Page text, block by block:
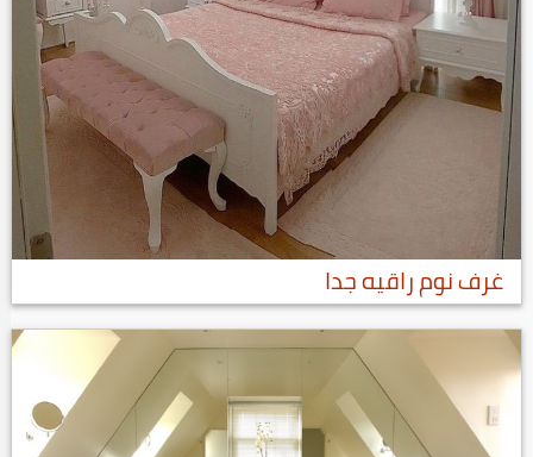
غرف نوم راقيه جدا